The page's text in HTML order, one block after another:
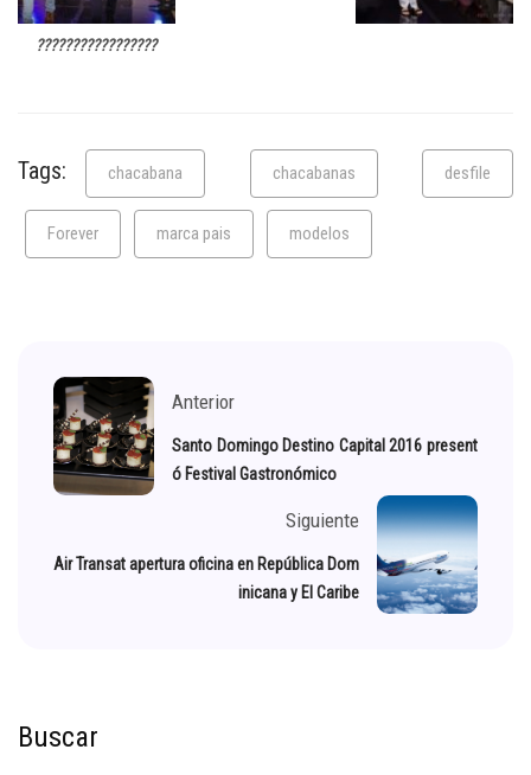
?????????????????
Tags: chacabana chacabanas desfile
Forever marca pais modelos
Anterior
Santo Domingo Destino Capital 2016 present
ó Festival Gastronómico
Siguiente
Air Transat apertura oficina en República Dom
inicana y El Caribe
Buscar